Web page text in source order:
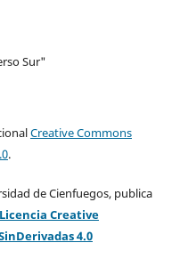
Sur"
Creative Commons
.
de Cienfuegos, publica
Licencia Creative
4.0